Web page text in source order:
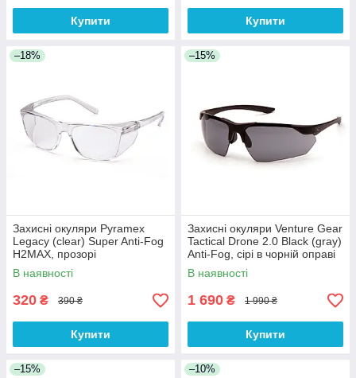
Купити Купити
–18%
Захисні окуляри Pyramex
Legacy (clear) Super Anti-Fog
H2MAX, прозорі
В наявності
320 ₴ 390 ₴
Купити
–15%
Захисні окуляри Venture Gear
Tactical Drone 2.0 Black (gray)
Anti-Fog, сірі в чорній оправі
В наявності
1 690 ₴ 1 990 ₴
Купити
–15% –10%